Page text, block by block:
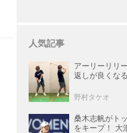
人気記事
アーリーリリ
返しが良くな
野村タケオ
桑木志帆がト
をキープ！ 大